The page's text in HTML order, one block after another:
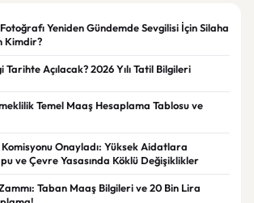
Yeniden Gündemde Sevgilisi İçin Silaha
Kimdir?
Açılacak? 2026 Yılı Tatil Bilgileri
Temel Maaş Hesaplama Tablosu ve
Onayladı: Yüksek Aidatlara
ve Çevre Yasasında Köklü Değişiklikler
Taban Maaş Bilgileri ve 20 Bin Lira